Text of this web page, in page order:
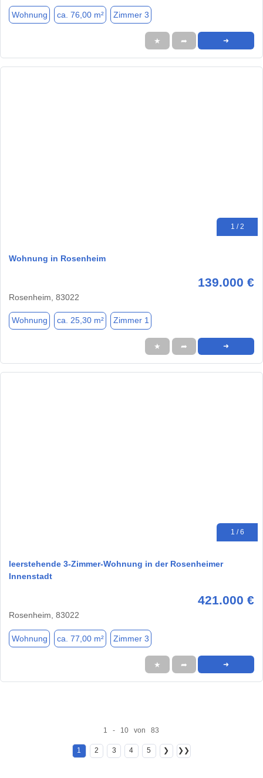
Wohnung ca. 76,00 m² Zimmer 3
★ ➦ ➜
1 / 2
Wohnung in Rosenheim
139.000 €
Rosenheim, 83022
Wohnung ca. 25,30 m² Zimmer 1
★ ➦ ➜
1 / 6
leerstehende 3-Zimmer-Wohnung in der Rosenheimer
Innenstadt
421.000 €
Rosenheim, 83022
Wohnung ca. 77,00 m² Zimmer 3
★ ➦ ➜
1 - 10 von 83
1 2 3 4 5 ❯ ❯❯